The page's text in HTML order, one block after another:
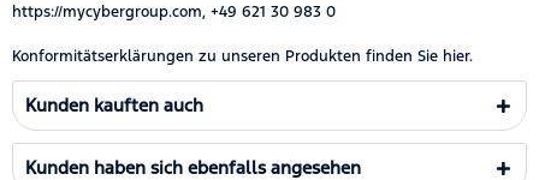
https://mycybergroup.com, +49 621 30 983 0
Konformitätserklärungen zu unseren Produkten finden Sie hier.
Kunden kauften auch
Kunden haben sich ebenfalls angesehen